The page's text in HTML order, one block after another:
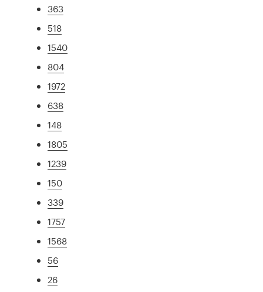
363
518
1540
804
1972
638
148
1805
1239
150
339
1757
1568
56
26